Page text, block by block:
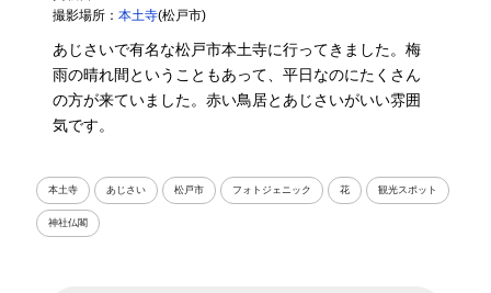
撮影場所：本土寺(松戸市)
あじさいで有名な松戸市本土寺に行ってきました。梅
雨の晴れ間ということもあって、平日なのにたくさん
の方が来ていました。赤い鳥居とあじさいがいい雰囲
気です。
本土寺 あじさい 松戸市 フォトジェニック 花 観光スポット
神社仏閣